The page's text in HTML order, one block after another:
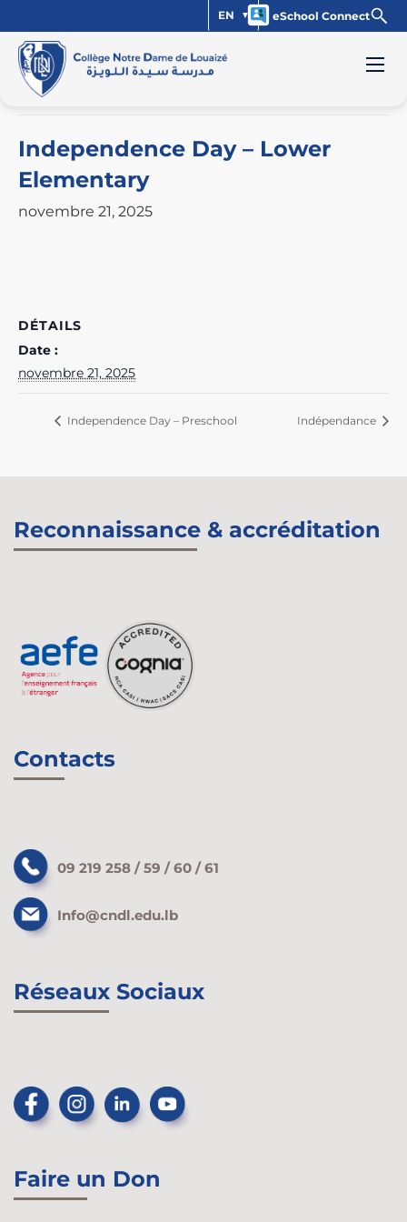
EN eSchool Connect
« Tous les Évènements
Cet évènement est passé.
Independence Day – Lower
Elementary
novembre 21, 2025
DÉTAILS
Date :
novembre 21, 2025
Independence Day – Preschool Indépendance
Reconnaissance & accréditation
Contacts
09 219 258 / 59 / 60 / 61
Info@cndl.edu.lb
Réseaux Sociaux
Faire un Don